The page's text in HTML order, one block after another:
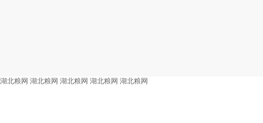
湖北粮网 湖北粮网 湖北粮网 湖北粮网 湖北粮网